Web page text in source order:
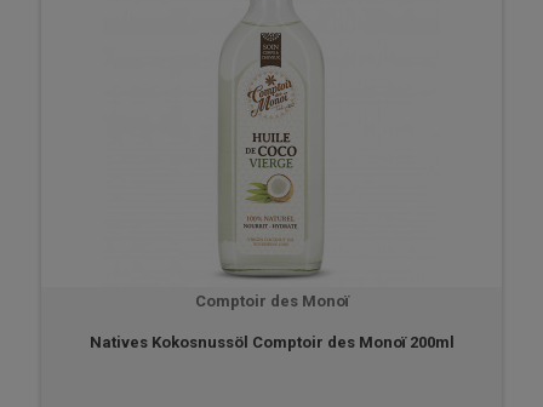
Comptoir des Monoï
Natives Kokosnussöl Comptoir des Monoï 200ml